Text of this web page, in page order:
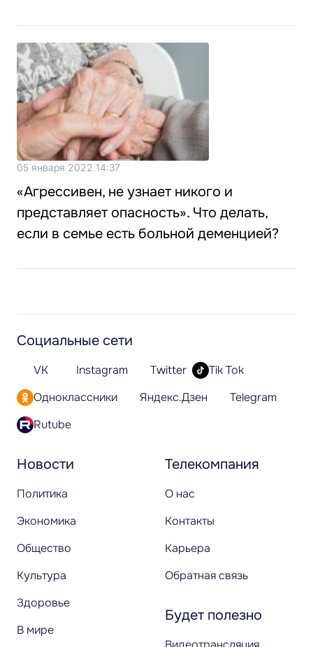
05 января 2022 14:37
«Агрессивен, не узнает никого и
представляет опасность». Что делать,
если в семье есть больной деменцией?
Новости
Политика
Экономика
Общество
Культура
Здоровье
В мире
Телекомпания
О нас
Контакты
Карьера
Обратная связь
Будет полезно
Социальные сети
VK Instagram Twitter
Tik Tok
Одноклассники
Яндекс.Дзен
Telegram
Rutube